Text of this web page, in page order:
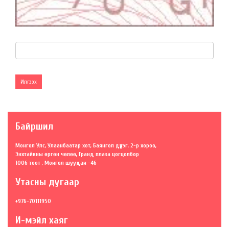
Илгээх
Байршил
Монгол Улс, Улаанбаатар хот, Баянгол дүүрэг, 2-р хороо,
Энхтайвны өргөн чөлөө, Гранд плаза цогцолбор
1006 тоот , Монгол шуудан -46
Утасны дугаар
+976-70111950
И-мэйл хаяг